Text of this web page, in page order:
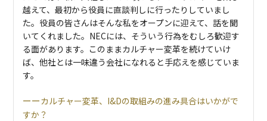
越えて、最初から役員に直談判しに行ったりしていまし
た。役員の皆さんはそんな私をオープンに迎えて、話を聞
いてくれました。NECには、そういう行為をむしろ歓迎す
る面があります。このままカルチャー変革を続けていけ
ば、他社とは一味違う会社になれると手応えを感じていま
す。
カルチャー変革、I&Dの取組みの進み具合はいかがで
すか？